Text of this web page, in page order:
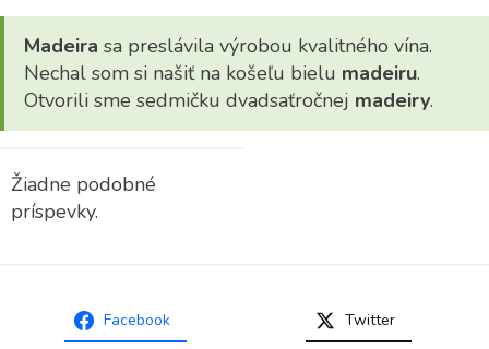
Madeira sa preslávila výrobou kvalitného vína.
Nechal som si našiť na košeľu bielu madeiru.
Otvorili sme sedmičku dvadsaťročnej madeiry.
Žiadne podobné
príspevky.
Facebook Twitter